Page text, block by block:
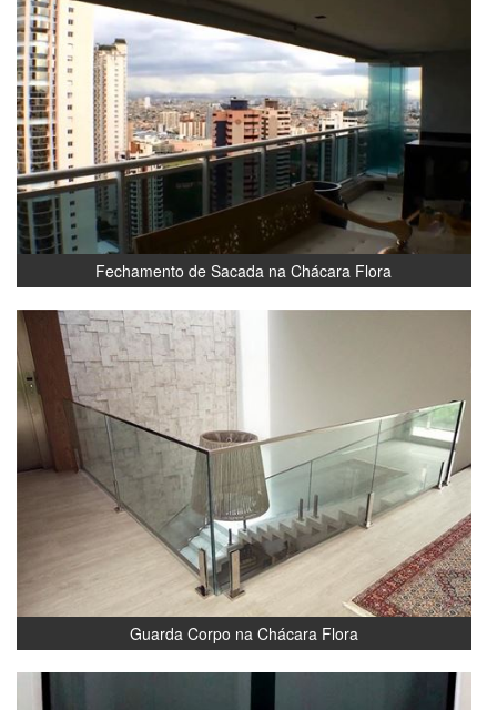
Fechamento de Sacada na Chácara Flora
Guarda Corpo na Chácara Flora